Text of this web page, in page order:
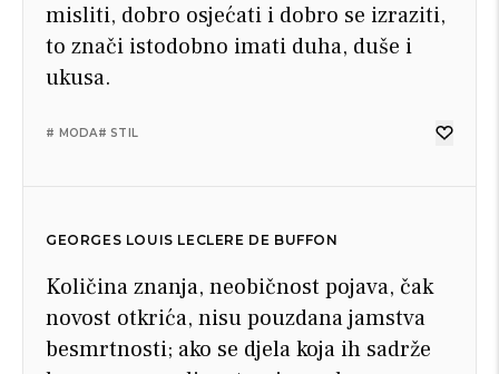
misliti, dobro osjećati i dobro se izraziti,
to znači istodobno imati duha, duše i
ukusa.
# MODA# STIL
GEORGES LOUIS LECLERE DE BUFFON
Količina znanja, neobičnost pojava, čak
novost otkrića, nisu pouzdana jamstva
besmrtnosti; ako se djela koja ih sadrže